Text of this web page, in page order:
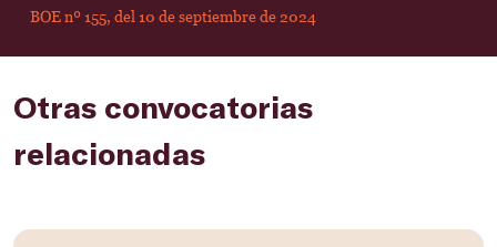
BOE nº 155, del 10 de septiembre de 2024
Otras convocatorias
relacionadas